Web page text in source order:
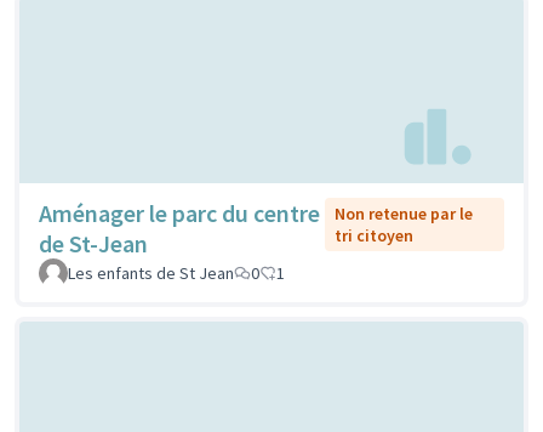
Aménager le parc du centre
de St-Jean
Non retenue par le
tri citoyen
Les enfants de St Jean
0 1